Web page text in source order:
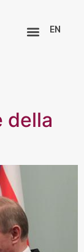
EN
della